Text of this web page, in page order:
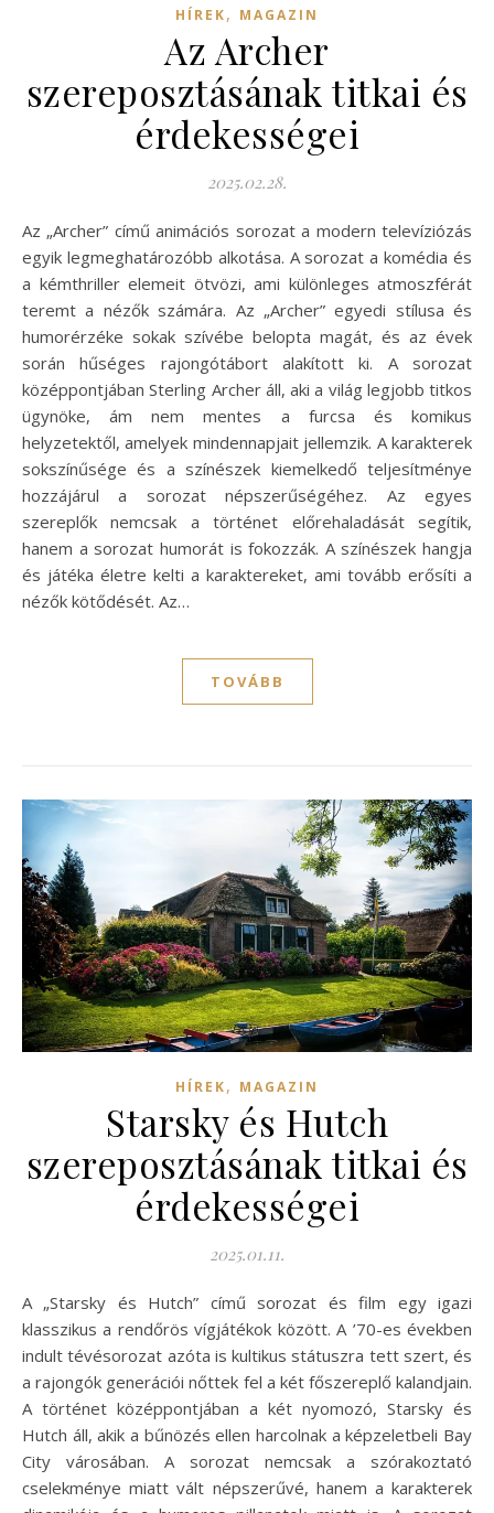
HÍREK, MAGAZIN
Az Archer
szereposztásának titkai és
érdekességei
2025.02.28.
Az „Archer” című animációs sorozat a modern televíziózás
egyik legmeghatározóbb alkotása. A sorozat a komédia és
a kémthriller elemeit ötvözi, ami különleges atmoszférát
teremt a nézők számára. Az „Archer” egyedi stílusa és
humorérzéke sokak szívébe belopta magát, és az évek
során hűséges rajongótábort alakított ki. A sorozat
középpontjában Sterling Archer áll, aki a világ legjobb titkos
ügynöke, ám nem mentes a furcsa és komikus
helyzetektől, amelyek mindennapjait jellemzik. A karakterek
sokszínűsége és a színészek kiemelkedő teljesítménye
hozzájárul a sorozat népszerűségéhez. Az egyes
szereplők nemcsak a történet előrehaladását segítik,
hanem a sorozat humorát is fokozzák. A színészek hangja
és játéka életre kelti a karaktereket, ami tovább erősíti a
nézők kötődését. Az…
TOVÁBB
HÍREK, MAGAZIN
Starsky és Hutch
szereposztásának titkai és
érdekességei
2025.01.11.
A „Starsky és Hutch” című sorozat és film egy igazi
klasszikus a rendőrös vígjátékok között. A ’70-es években
indult tévésorozat azóta is kultikus státuszra tett szert, és
a rajongók generációi nőttek fel a két főszereplő kalandjain.
A történet középpontjában a két nyomozó, Starsky és
Hutch áll, akik a bűnözés ellen harcolnak a képzeletbeli Bay
City városában. A sorozat nemcsak a szórakoztató
cselekménye miatt vált népszerűvé, hanem a karakterek